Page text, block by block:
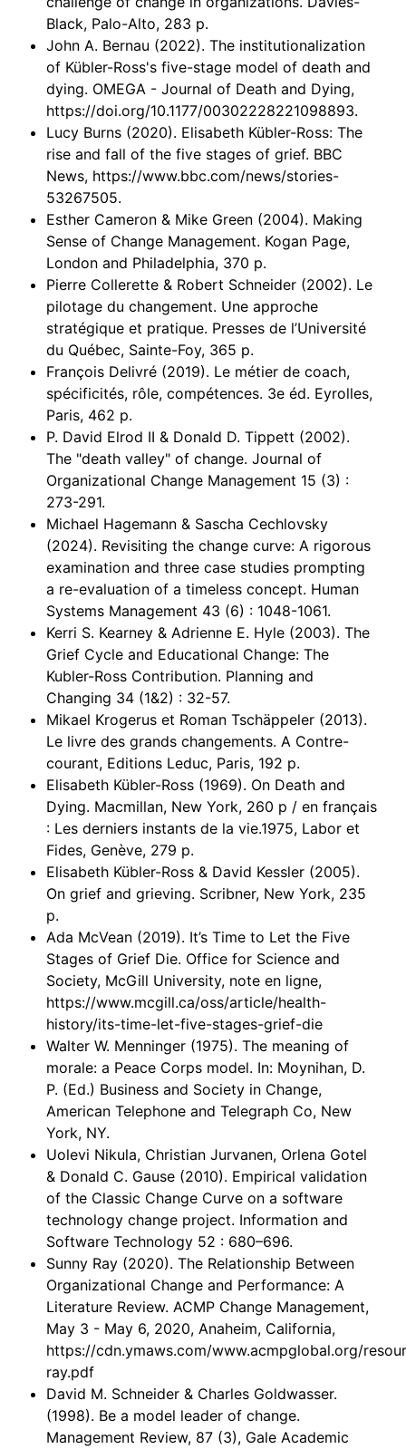
Black, Palo-Alto, 283 p.
John A. Bernau (2022). The institutionalization
of Kübler-Ross's five-stage model of death and
dying. OMEGA - Journal of Death and Dying,
https://doi.org/10.1177/00302228221098893.
Lucy Burns (2020). Elisabeth Kübler-Ross: The
rise and fall of the five stages of grief. BBC
News, https://www.bbc.com/news/stories-
53267505.
Esther Cameron & Mike Green (2004). Making
Sense of Change Management. Kogan Page,
London and Philadelphia, 370 p.
Pierre Collerette & Robert Schneider (2002). Le
pilotage du changement. Une approche
stratégique et pratique. Presses de l’Université
du Québec, Sainte-Foy, 365 p.
François Delivré (2019). Le métier de coach,
spécificités, rôle, compétences. 3e éd. Eyrolles,
Paris, 462 p.
P. David Elrod II & Donald D. Tippett (2002).
The "death valley" of change. Journal of
Organizational Change Management 15 (3) :
273-291.
Michael Hagemann & Sascha Cechlovsky
(2024). Revisiting the change curve: A rigorous
examination and three case studies prompting
a re-evaluation of a timeless concept. Human
Systems Management 43 (6) : 1048-1061.
Kerri S. Kearney & Adrienne E. Hyle (2003). The
Grief Cycle and Educational Change: The
Kubler-Ross Contribution. Planning and
Changing 34 (1&2) : 32-57.
Mikael Krogerus et Roman Tschäppeler (2013).
Le livre des grands changements. A Contre-
courant, Editions Leduc, Paris, 192 p.
Elisabeth Kübler-Ross (1969). On Death and
Dying. Macmillan, New York, 260 p / en français
: Les derniers instants de la vie.1975, Labor et
Fides, Genève, 279 p.
Elisabeth Kübler-Ross & David Kessler (2005).
On grief and grieving. Scribner, New York, 235
p.
Ada McVean (2019). It’s Time to Let the Five
Stages of Grief Die. Office for Science and
Society, McGill University, note en ligne,
https://www.mcgill.ca/oss/article/health-
history/its-time-let-five-stages-grief-die
Walter W. Menninger (1975). The meaning of
morale: a Peace Corps model. In: Moynihan, D.
P. (Ed.) Business and Society in Change,
American Telephone and Telegraph Co, New
York, NY.
Uolevi Nikula, Christian Jurvanen, Orlena Gotel
& Donald C. Gause (2010). Empirical validation
of the Classic Change Curve on a software
technology change project. Information and
Software Technology 52 : 680–696.
Sunny Ray (2020). The Relationship Between
Organizational Change and Performance: A
Literature Review. ACMP Change Management,
May 3 - May 6, 2020, Anaheim, California,
https://cdn.ymaws.com/www.acmpglobal.org/
ray.pdf
David M. Schneider & Charles Goldwasser.
(1998). Be a model leader of change.
Management Review, 87 (3), Gale Academic